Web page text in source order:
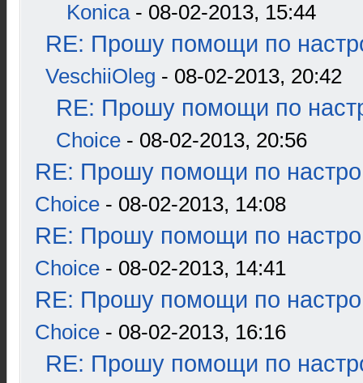
Konica- 08-02-2013, 15:44
RE: Прошу помощи по
VeschiiOleg - 08-02-2013, 20:42
RE: Прошу помощи по
Choice - 08-02-2013, 20:56
RE: Прошу помощи по
Choice - 08-02-2013, 14:08
RE: Прошу помощи по
Choice - 08-02-2013, 14:41
RE: Прошу помощи по
Choice - 08-02-2013, 16:16
RE: Прошу помощи по